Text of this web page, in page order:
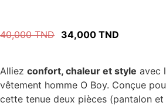
40,000TND 34,000 TND
Alliez confort, chaleur et style avec
vêtement homme O Boy. Conçue
cette tenue deux pièces (pantalon